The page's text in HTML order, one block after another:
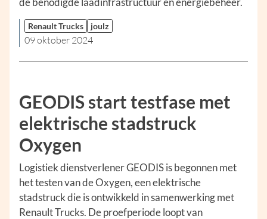
Renault Trucks joulz
09 oktober 2024
GEODIS start testfase met
elektrische stadstruck
Oxygen
Logistiek dienstverlener GEODIS is begonnen met
het testen van de Oxygen, een elektrische
stadstruck die is ontwikkeld in samenwerking met
Renault Trucks. De proefperiode loopt van